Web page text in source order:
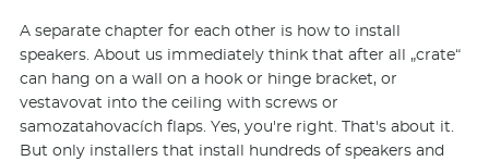
A separate chapter for each other is how to install
speakers. About us immediately think that after all „crate“
can hang on a wall on a hook or hinge bracket, or
vestavovat into the ceiling with screws or
samozatahovacích flaps. Yes, you're right. That's about it.
But only installers that install hundreds of speakers and